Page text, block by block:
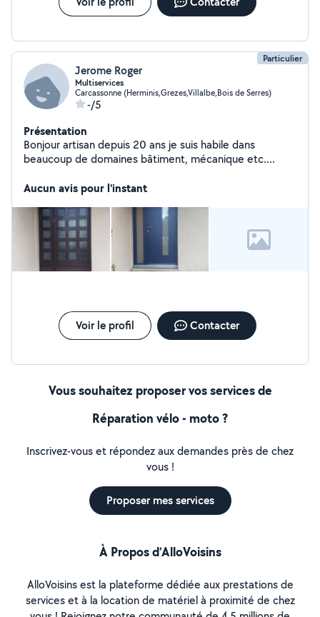
Particulier
Jerome Roger
Multiservices
Carcassonne (Herminis,Grezes,Villalbe,Bois de Serres)
-/5
Présentation
Bonjour artisan depuis 20 ans je suis habile dans
beaucoup de domaines bâtiment, mécanique etc....
Aucun avis pour l'instant
Voir le profil Contacter
Vous souhaitez proposer vos services de
Réparation vélo - moto ?
Inscrivez-vous et répondez aux demandes près de chez
vous !
Proposer mes services
À Propos d’AlloVoisins
AlloVoisins est la plateforme dédiée aux prestations de
services et à la location de matériel à proximité de chez